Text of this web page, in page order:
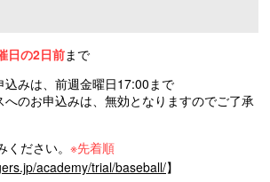
日の2日前まで
みは、前週金曜日17:00まで
のお申込みは、無効となりますのでご了承
ださい。 ※先着順
academy/trial/baseball/】